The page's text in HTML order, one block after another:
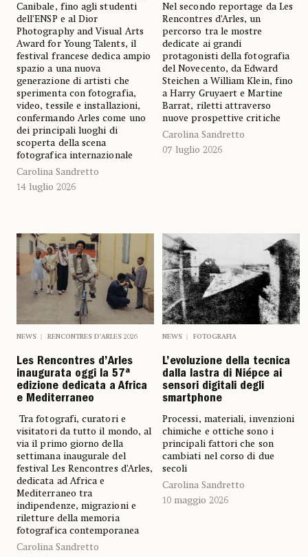
Canibale, fino agli studenti
dell’ENSP e al Dior
Photography and Visual Arts
Award for Young Talents, il
festival francese dedica ampio
spazio a una nuova
generazione di artisti che
sperimenta con fotografia,
video, tessile e installazioni,
confermando Arles come uno
dei principali luoghi di
scoperta della scena
fotografica internazionale
Carolina Sandretto
14 luglio 2026
Nel secondo reportage da Les
Rencontres d’Arles, un
percorso tra le mostre
dedicate ai grandi
protagonisti della fotografia
del Novecento, da Edward
Steichen a William Klein, fino
a Harry Gruyaert e Martine
Barrat, riletti attraverso
nuove prospettive critiche
Carolina Sandretto
07 luglio 2026
NEWS RENCONTRES D’ARLES 2026
Les Rencontres d’Arles
inaugurata oggi la 57ª
edizione dedicata a Africa
e Mediterraneo
Tra fotografi, curatori e
visitatori da tutto il mondo, al
via il primo giorno della
settimana inaugurale del
festival Les Rencontres d’Arles,
dedicata ad Africa e
Mediterraneo tra
indipendenze, migrazioni e
riletture della memoria
fotografica contemporanea
Carolina Sandretto
NEWS FOTOGRAFIA
L’evoluzione della tecnica
dalla lastra di Niépce ai
sensori digitali degli
smartphone
Processi, materiali, invenzioni
chimiche e ottiche sono i
principali fattori che son
cambiati nel corso di due
secoli
Carolina Sandretto
10 maggio 2026